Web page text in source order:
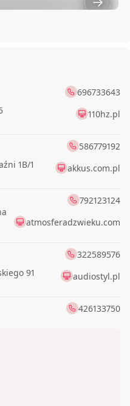
696733643
110hz.pl
1B/1
586779192
akkus.com.pl
792123124
atmosferadzwieku.com
91
322589576
audiostyl.pl
426133750